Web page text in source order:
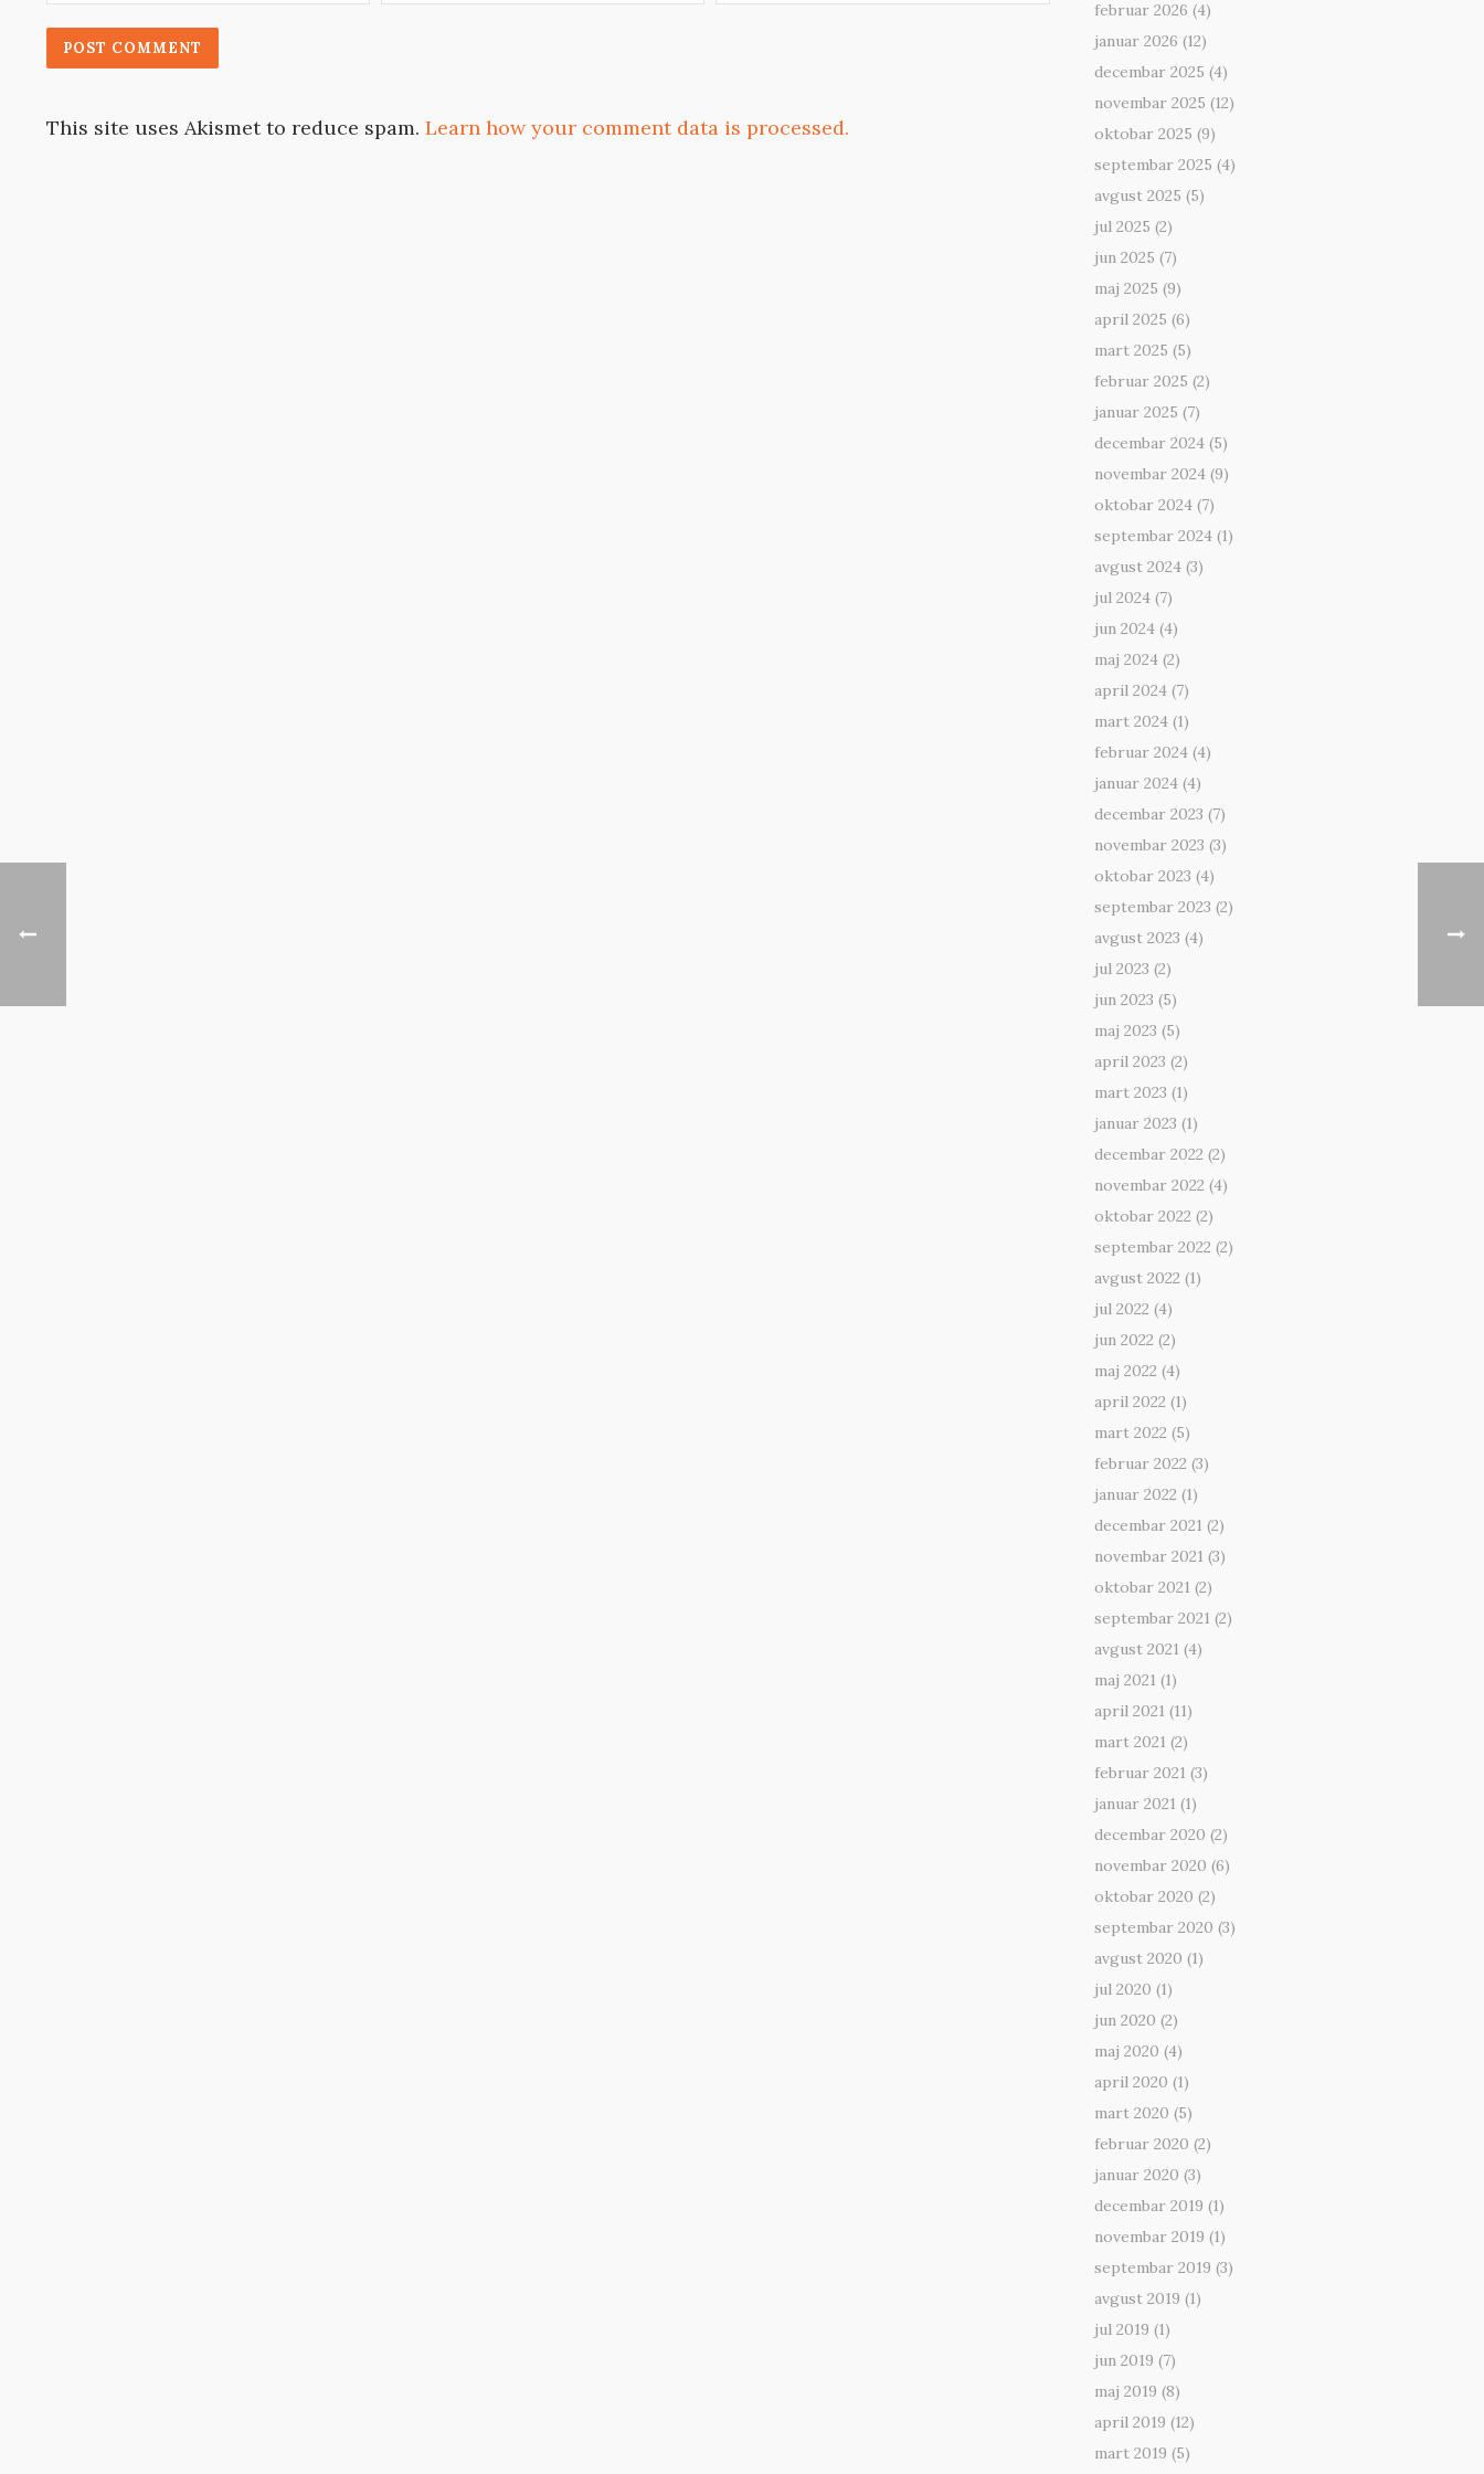
This site uses Akismet to reduce spam. Learn how your comment data is processed.
februar 2026 (4)
januar 2026 (12)
decembar 2025 (4)
novembar 2025 (12)
oktobar 2025 (9)
septembar 2025 (4)
avgust 2025 (5)
jul 2025 (2)
jun 2025 (7)
maj 2025 (9)
april 2025 (6)
mart 2025 (5)
februar 2025 (2)
januar 2025 (7)
decembar 2024 (5)
novembar 2024 (9)
oktobar 2024 (7)
septembar 2024 (1)
avgust 2024 (3)
jul 2024 (7)
jun 2024 (4)
maj 2024 (2)
april 2024 (7)
mart 2024 (1)
februar 2024 (4)
januar 2024 (4)
decembar 2023 (7)
novembar 2023 (3)
oktobar 2023 (4)
septembar 2023 (2)
avgust 2023 (4)
jul 2023 (2)
jun 2023 (5)
maj 2023 (5)
april 2023 (2)
mart 2023 (1)
januar 2023 (1)
decembar 2022 (2)
novembar 2022 (4)
oktobar 2022 (2)
septembar 2022 (2)
avgust 2022 (1)
jul 2022 (4)
jun 2022 (2)
maj 2022 (4)
april 2022 (1)
mart 2022 (5)
februar 2022 (3)
januar 2022 (1)
decembar 2021 (2)
novembar 2021 (3)
oktobar 2021 (2)
septembar 2021 (2)
avgust 2021 (4)
maj 2021 (1)
april 2021 (11)
mart 2021 (2)
februar 2021 (3)
januar 2021 (1)
decembar 2020 (2)
novembar 2020 (6)
oktobar 2020 (2)
septembar 2020 (3)
avgust 2020 (1)
jul 2020 (1)
jun 2020 (2)
maj 2020 (4)
april 2020 (1)
mart 2020 (5)
februar 2020 (2)
januar 2020 (3)
decembar 2019 (1)
novembar 2019 (1)
septembar 2019 (3)
avgust 2019 (1)
jul 2019 (1)
jun 2019 (7)
maj 2019 (8)
april 2019 (12)
mart 2019 (5)